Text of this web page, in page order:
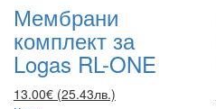
Мембрани
комплект за
Logas RL-ONE
13.00€ (25.43лв.)